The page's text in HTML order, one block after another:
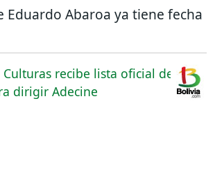
Eduardo Abaroa ya tiene fecha